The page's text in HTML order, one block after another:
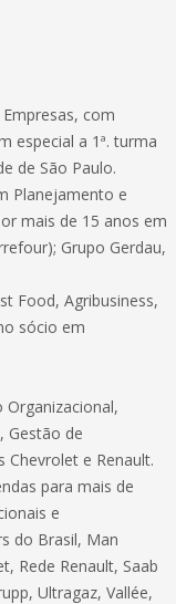
com
especial a 1ª. turma
de São Paulo.
Planejamento e
mais de 15 anos em
Grupo Gerdau,
Food, Agribusiness,
sócio em
Gestão de
Chevrolet e Renault.
para mais de
e
do Brasil, Man
Rede Renault, Saab
Ultragaz, Vallée,